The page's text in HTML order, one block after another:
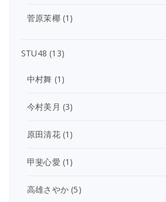
菅原茉椰(1)
STU48 (13)
中村舞 (1)
今村美月 (3)
原田清花(1)
甲斐心愛 (1)
高雄さやか (5)